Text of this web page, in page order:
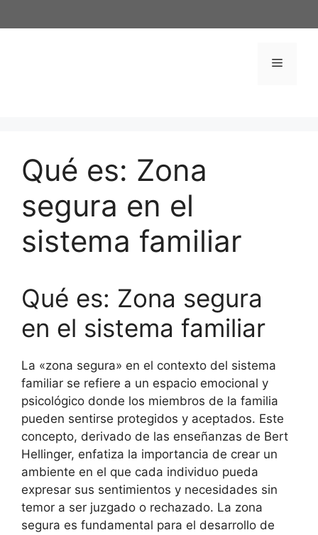
al
Menú
Qué es: Zona
segura en el
sistema familiar
Qué es: Zona segura
en el sistema familiar
La «zona segura» en el contexto del sistema
familiar se refiere a un espacio emocional y
psicológico donde los miembros de la familia
pueden sentirse protegidos y aceptados. Este
concepto, derivado de las enseñanzas de Bert
Hellinger, enfatiza la importancia de crear un
ambiente en el que cada individuo pueda
expresar sus sentimientos y necesidades sin
temor a ser juzgado o rechazado. La zona
segura es fundamental para el desarrollo de